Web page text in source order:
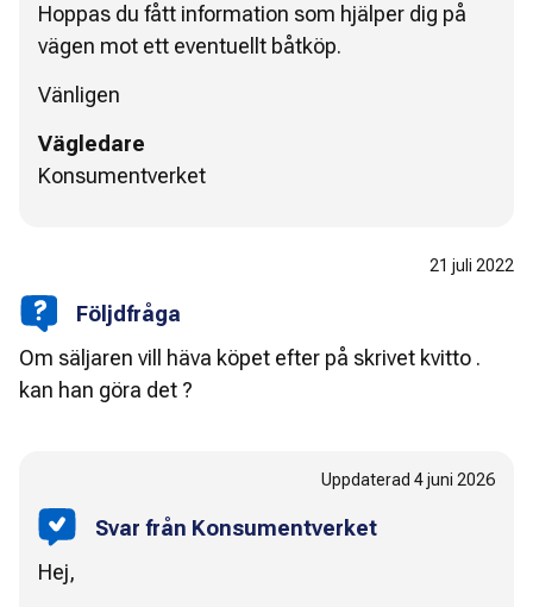
Hoppas du fått information som hjälper dig på
vägen mot ett eventuellt båtköp.
Vänligen
Vägledare
Konsumentverket
Följdfråga
21 juli 2022
Om säljaren vill häva köpet efter på skrivet kvitto .
kan han göra det ?
Svar från Konsumentverket
Uppdaterad 4 juni 2026
Hej,